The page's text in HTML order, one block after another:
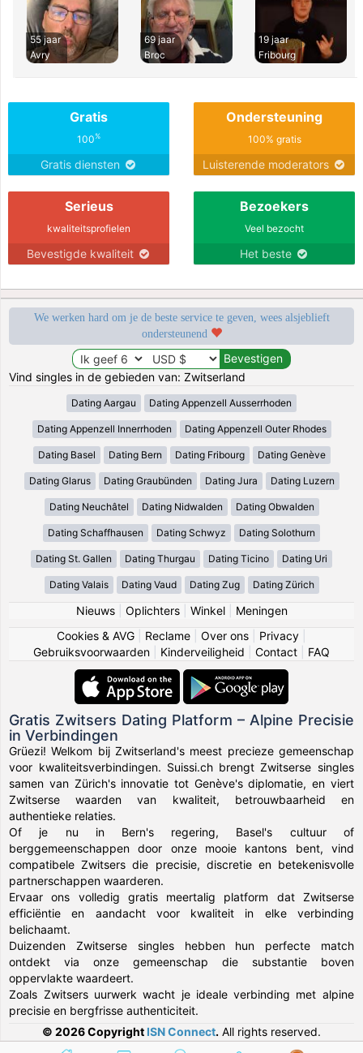
55 jaar
Avry
69 jaar
Broc
19 jaar
Fribourg
Gratis
100%
Gratis diensten
Ondersteuning
100% gratis
Luisterende moderators
Serieus
kwaliteitsprofielen
Bevestigde kwaliteit
Bezoekers
Veel bezocht
Het beste
We werken hard om je de beste service te geven, wees alsjeblieft
ondersteunend
Vind singles in de gebieden van: Zwitserland
Dating Aargau Dating Appenzell Ausserrhoden
Dating Appenzell Innerrhoden Dating Appenzell Outer Rhodes
Dating Basel Dating Bern Dating Fribourg Dating Genève
Dating Glarus Dating Graubünden Dating Jura Dating Luzern
Dating Neuchâtel Dating Nidwalden Dating Obwalden
Dating Schaffhausen Dating Schwyz Dating Solothurn
Dating St. Gallen Dating Thurgau Dating Ticino Dating Uri
Dating Valais Dating Vaud Dating Zug Dating Zürich
Nieuws| Oplichters| Winkel| Meningen
Cookies & AVG
Reclame Over ons Privacy
Gebruiksvoorwaarden
Kinderveiligheid Contact FAQ
Gratis Zwitsers Dating Platform – Alpine Precisie
in Verbindingen
Grüezi! Welkom bij Zwitserland's meest precieze gemeenschap
voor kwaliteitsverbindingen. Suissi.ch brengt Zwitserse singles
samen van Zürich's innovatie tot Genève's diplomatie, en viert
Zwitserse waarden van kwaliteit, betrouwbaarheid en
authentieke relaties.
Of je nu in Bern's regering, Basel's cultuur of
berggemeenschappen door onze mooie kantons bent, vind
compatibele Zwitsers die precisie, discretie en betekenisvolle
partnerschappen waarderen.
Ervaar ons volledig gratis meertalig platform dat Zwitserse
efficiëntie en aandacht voor kwaliteit in elke verbinding
belichaamt.
Duizenden Zwitserse singles hebben hun perfecte match
ontdekt via onze gemeenschap die substantie boven
oppervlakte waardeert.
Zoals Zwitsers uurwerk wacht je ideale verbinding met alpine
precisie en bergfrisse authenticiteit.
© 2026 Copyright ISN Connect. All rights reserved.